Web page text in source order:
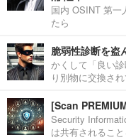
国内 OSINT 第一
たら
脆弱性診断を盗
かくして「良い
り別物に交換さ
[Scan
Security
は共有されること